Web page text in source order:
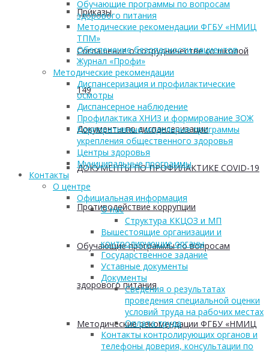
Приказы
Соглашение о сотрудничестве со школой
149
Документы по диспансеризации
ДОКУМЕНТЫ ПО ПРОФИЛАКТИКЕ COVID-19
Противодействие коррупции
Обучающие программы по вопросам
здорового питания
Методические рекомендации ФГБУ «НМИЦ
Обучающие программы по вопросам
здорового питания
Методические рекомендации ФГБУ «НМИЦ
ТПМ»
Обеспечение безопасности пациентов
Журнал «Профи»
Методические рекомендации
Диспансеризация и профилактические
осмотры
Диспансерное наблюдение
Профилактика ХНИЗ и формирование ЗОЖ
Корпоративные модельные программы
укрепления общественного здоровья
Центры здоровья
Муниципальные программы
Контакты
О центре
Официальная информация
О нас
Структура ККЦОЗ и МП
Вышестоящие организации и
контролирующие органы
Государственное задание
Уставные документы
Документы
Сведения о результатах
проведения специальной оценки
условий труда на рабочих местах
Оплата труда
Контакты контролирующих органов и
телефоны доверия, консультации по